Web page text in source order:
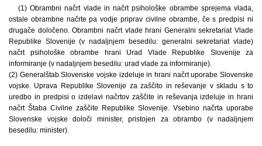
(1) Obrambni načrt vlade in načrt psihološke obrambe sprejema vlada,
ostale obrambne načrte pa vodje priprav civilne obrambe, če s predpisi ni
drugače določeno. Obrambni načrt vlade hrani Generalni sekretariat Vlade
Republike Slovenije (v nadaljnjem besedilu: generalni sekretariat vlade)
načrt psihološke obrambe hrani Urad Vlade Republike Slovenije za
informiranje (v nadaljnjem besedilu: urad vlade za informiranje).
(2) Generalštab Slovenske vojske izdeluje in hrani načrt uporabe Slovenske
vojske. Uprava Republike Slovenije za zaščito in reševanje v skladu s to
uredbo in predpisi o izdelavi načrtov zaščite in reševanja izdeluje in hrani
načrt Štaba Civilne zaščite Republike Slovenije. Vsebino načrta uporabe
Slovenske vojske določi minister, pristojen za obrambo (v nadaljnjem
besedilu: minister).